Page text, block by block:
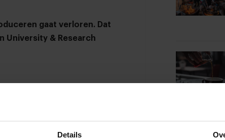
Details
gaat verloren. Dat
University & Research
& Research een
te luisteren, en dus